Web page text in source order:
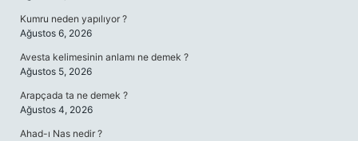
Kumru neden yapılıyor ?
Ağustos 6, 2026
Avesta kelimesinin anlamı ne demek ?
Ağustos 5, 2026
Arapçada ta ne demek ?
Ağustos 4, 2026
Ahad-ı Nas nedir ?